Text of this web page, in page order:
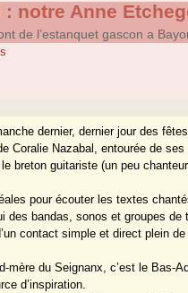
: notre Anne
de l’estanquet gascon a
dernier, dernier jour des
Coralie Nazabal, entourée de
breton guitariste (un peu
pour écouter les textes
des bandas, sonos et groupes
contact simple et direct plein
mère du Seignanx, c’est le Bas-
d’inspiration.